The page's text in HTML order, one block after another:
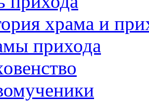
храма и
прихода